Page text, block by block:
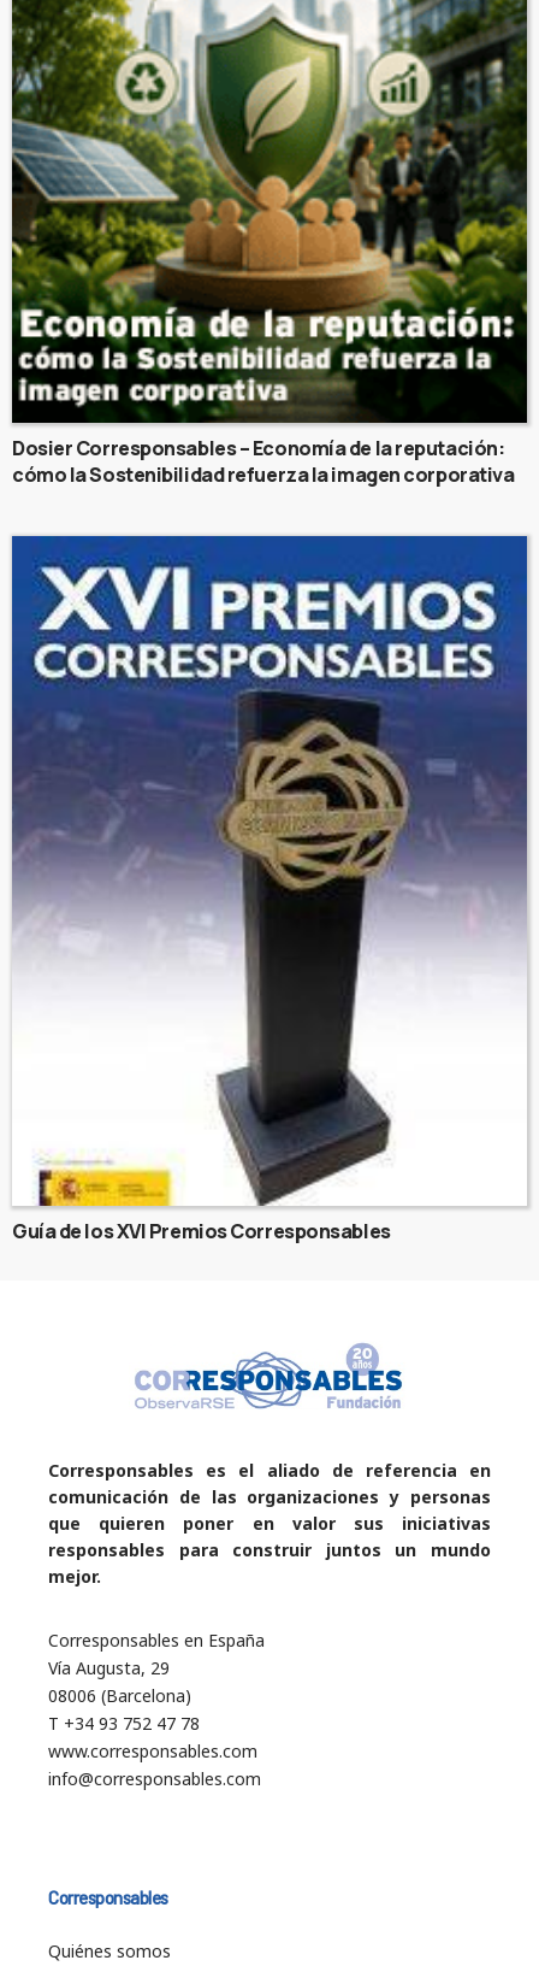
Dosier Corresponsables – Economía de la reputación:
cómo la Sostenibilidad refuerza la imagen corporativa
Guía de los XVI Premios Corresponsables
Corresponsables es el aliado de referencia en
comunicación de las organizaciones y personas
que quieren poner en valor sus iniciativas
responsables para construir juntos un mundo
mejor.
Corresponsables en España
Vía Augusta, 29
08006 (Barcelona)
T +34 93 752 47 78
www.corresponsables.com
info@corresponsables.com
Corresponsables
Quiénes somos